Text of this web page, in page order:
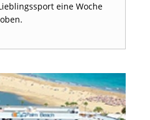
eine Woche